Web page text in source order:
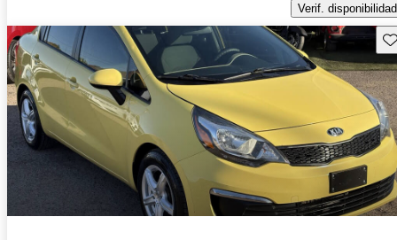
Verif. disponibilidad